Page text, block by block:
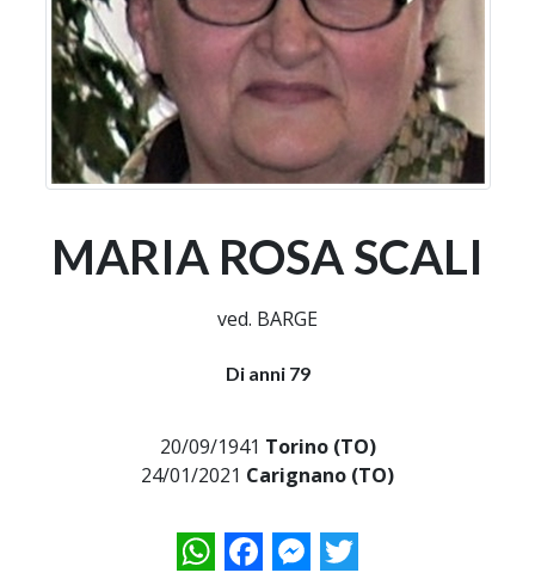
MARIA ROSA SCALI
ved. BARGE
Di anni 79
20/09/1941 Torino (TO)
24/01/2021 Carignano (TO)
WhatsAppFacebookMessenger
Twitter